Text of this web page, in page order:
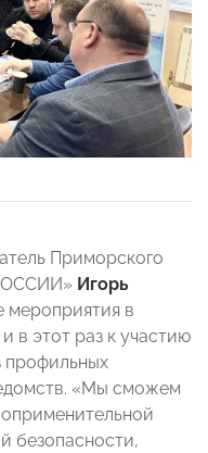
Приморского
Игорь
мероприятия в
в этот раз к участию
профильных
«Мы сможем
безопасности,